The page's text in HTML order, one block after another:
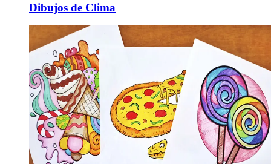
Dibujos de Clima